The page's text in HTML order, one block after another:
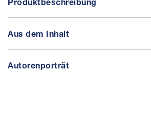
Aus dem Inhalt
Autorenporträt